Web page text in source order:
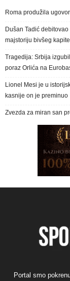
Roma produžila
Dušan Tadić
majstoriju bivšeg
Tragedija: Srbija
poraz Orlića na
Lionel Mesi je u
kasnije on je preminuo
Zvezda za miran san
Portal smo